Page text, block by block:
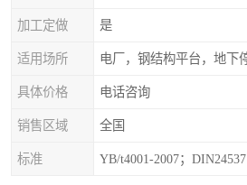
加工定做 是
适用场所
具体价格 电话咨询
销售区域 全国
标准 YB/t4001-2007；DIN24537